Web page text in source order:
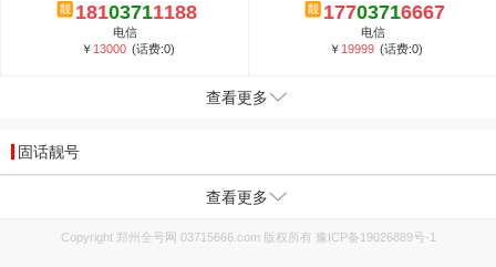
18103711188
电信
￥ 13000 (话费:0)
17703716667
电信
￥ 19999 (话费:0)
查看更多
固话靓号
查看更多
Copyright 郑州全号网 03715666.com 版权所有 豫ICP备19026889号-1